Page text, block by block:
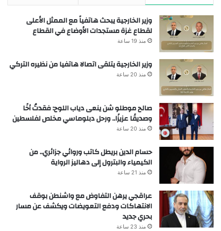
وزير الخارجية يبحث هاتفياً مع الممثل الأعلى
لقطاع غزة مستجدات الأوضاع في القطاع
منذ 19 ساعة
وزير الخارجية يتلقى اتصالا هاتفيا من نظيره التركي
منذ 20 ساعة
صالح موطلو شن ينعى دياب اللوح: فقدتُ أخًا
وصديقًا عزيزًا.. ورحل دبلوماسي مخلص لفلسطين
منذ 20 ساعة
حسام الدين بريطل كاتب وروائي جزائري.. من
الكيمياء والبترول إلى دهاليز الرواية
منذ 21 ساعة
عراقجي يرهن التفاوض مع واشنطن بوقف
الانتهاكات ودفع التعويضات ويكشف عن مسار
بحري جديد
منذ 23 ساعة